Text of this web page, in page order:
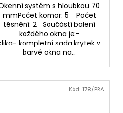
systém s hloubkou 70
mmPočet komor: 5 Počet
těsnění: 2 Součástí balení
každého okna je:-
kompletní sada krytek v
barvě okna na...
Kód: 178/PRA